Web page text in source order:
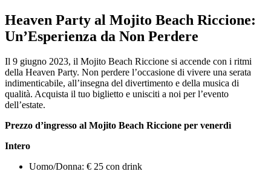
Heaven Party al Mojito Beach Riccione:
Un’Esperienza da Non Perdere
Il 9 giugno 2023, il Mojito Beach Riccione si accende con i ritmi
della Heaven Party. Non perdere l’occasione di vivere una serata
indimenticabile, all’insegna del divertimento e della musica di
qualità. Acquista il tuo biglietto e unisciti a noi per l’evento
dell’estate.
Prezzo d’ingresso al Mojito Beach Riccione per venerdì
Intero
Uomo/Donna: € 25 con drink